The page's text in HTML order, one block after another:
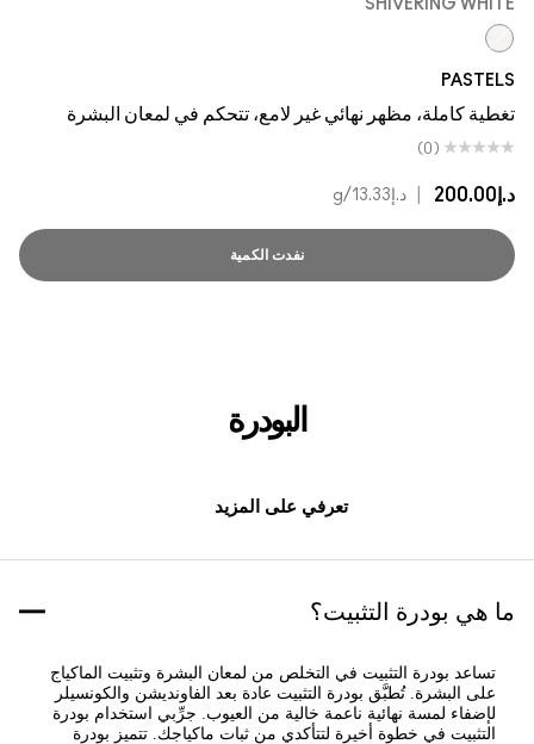
SHIVERING WHITE
PASTELS
تغطية كاملة، مظهر نهائي غير لامع، تتحكم في لمعان البشرة
(0)
د.إ200.00 د.إ13.33 /g
نفدت الكمية
البودرة
تعرفي على المزيد
ما هي بودرة التثبيت؟
تساعد بودرة التثبيت في التخلص من لمعان البشرة وتثبيت الماكياج
على البشرة. تُطبَّق بودرة التثبيت عادة بعد الفاونديشن والكونسيلر
لإضفاء لمسة نهائية ناعمة خالية من العيوب. جرِّبي استخدام بودرة
التثبيت في خطوة أخيرة لتتأكدي من ثبات ماكياجك. تتميز بودرة